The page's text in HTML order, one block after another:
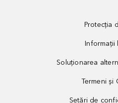
Protecția
Informații
Soluționarea
Termeni și
Setări de